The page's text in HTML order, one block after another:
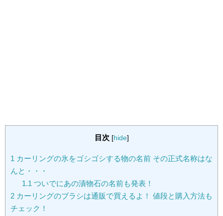
目次 [hide]
1 カーリングの氷をゴシゴシする物の名前 その正式名称はな
んと・・・
1.1 ついでにあの漬物石の名前も発表！
2 カーリングのブラシは通販で買えるよ！ 値段と購入方法も
チェック！